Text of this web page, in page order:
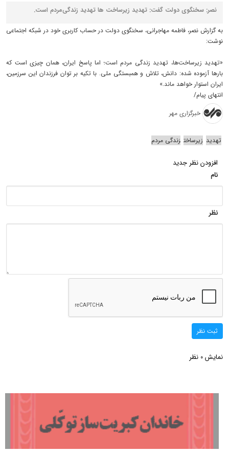
نصر: سخنگوی‌ دولت گفت: تهدید زیرساخت‌ ها تهدید زندگی‌مردم است.
به گزارش نصر، فاطمه مهاجرانی، سخنگوی دولت در حساب کاربری خود در شبکه اجتماعی
نوشت:
«تهدید زیرساخت‌ها، تهدید زندگی مردم است؛ اما پاسخ ایران، همان چیزی است که
بارها آزموده شده: دانش، تلاش و همبستگی ملی. با تکیه بر توان فرزندان این سرزمین،
ایران استوار خواهد ماند.»
انتهای پیام/
خبرگزاری مهر
تهدید زیرساخت زندگی مردم
افزودن نظر جدید
نام
نظر
ثبت نظر
نمایش 0 نظر